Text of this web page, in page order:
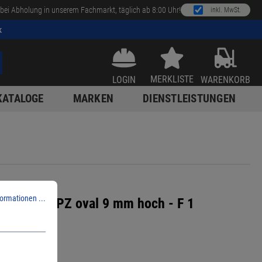
Abholung in unserem Fachmarkt, täglich ab 8:00 Uhr! inkl. MwSt.
LOGIN MERKLISTE WARENKORB
MARKEN DIENSTLEISTUNGEN
PZ oval 9 mm hoch - F 1
...